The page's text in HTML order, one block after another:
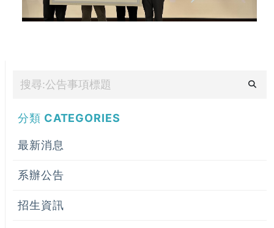
分類 CATEGORIES
最新消息
系辦公告
招生資訊